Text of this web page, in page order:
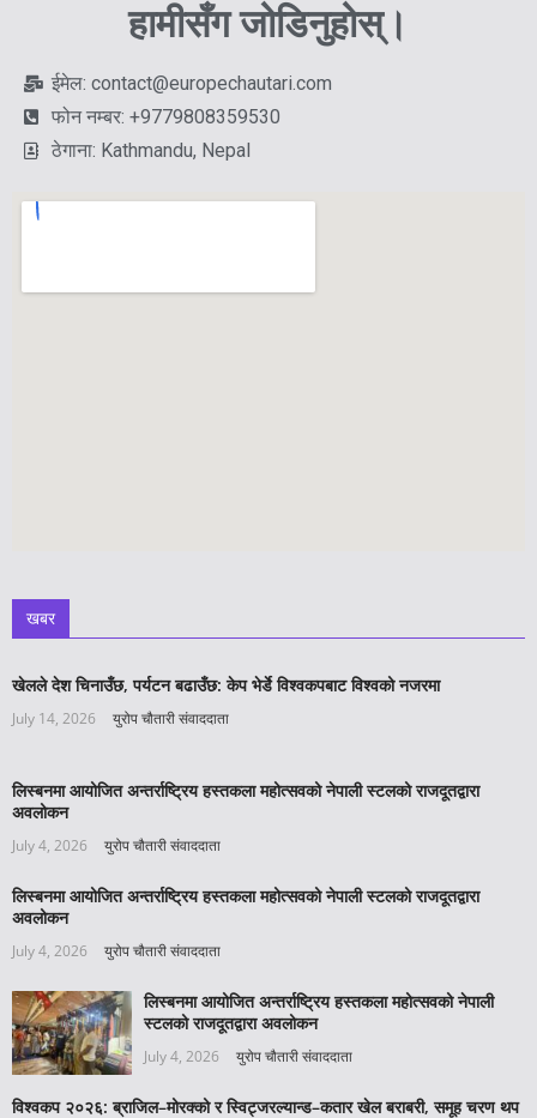
हामीसँग जोडिनुहोस्।
ईमेल: contact@europechautari.com
फोन नम्बर: +9779808359530
ठेगाना: Kathmandu, Nepal
खबर
खेलले देश चिनाउँछ, पर्यटन बढाउँछ: केप भेर्डे विश्वकपबाट विश्वको नजरमा
July 14, 2026 युरोप चौतारी संवाददाता
लिस्बनमा आयोजित अन्तर्राष्ट्रिय हस्तकला महोत्सवको नेपाली स्टलको राजदूतद्वारा
अवलोकन
July 4, 2026 युरोप चौतारी संवाददाता
लिस्बनमा आयोजित अन्तर्राष्ट्रिय हस्तकला महोत्सवको नेपाली स्टलको राजदूतद्वारा
अवलोकन
July 4, 2026 युरोप चौतारी संवाददाता
लिस्बनमा आयोजित अन्तर्राष्ट्रिय हस्तकला महोत्सवको नेपाली
स्टलको राजदूतद्वारा अवलोकन
July 4, 2026 युरोप चौतारी संवाददाता
विश्वकप २०२६: ब्राजिल–मोरक्को र स्विट्जरल्यान्ड–कतार खेल बराबरी, समूह चरण थप